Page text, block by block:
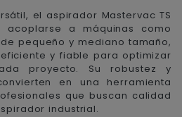
el aspirador Mastervac TS
a máquinas como
pequeño y mediano tamaño,
y fiable para optimizar
proyecto. Su robustez y
en una herramienta
que buscan calidad
industrial.